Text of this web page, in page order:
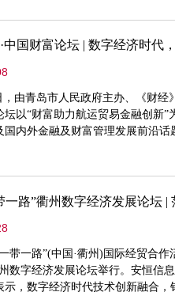
中国财富论坛 | 数字经济时代
，由青岛市人民政府主办、《财经
坛以“财富助力航运贸易金融创新
国内外金融及财富管理发展前沿话
一路”衢州数字经济发展论坛
带一路”(中国·衢州)国际经贸合
数字经济发展论坛举行。安恒信
示，数字经济时代技术创新融合